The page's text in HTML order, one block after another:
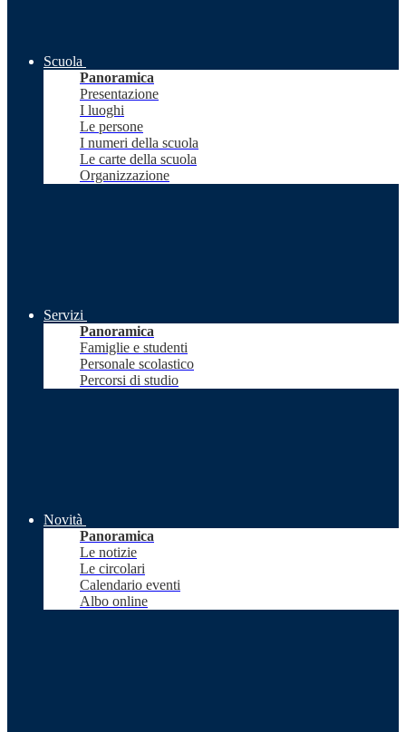
Scuola
Panoramica
Presentazione
I luoghi
Le persone
I numeri della scuola
Le carte della scuola
Organizzazione
Servizi
Panoramica
Famiglie e studenti
Personale scolastico
Percorsi di studio
Novità
Panoramica
Le notizie
Le circolari
Calendario eventi
Albo online